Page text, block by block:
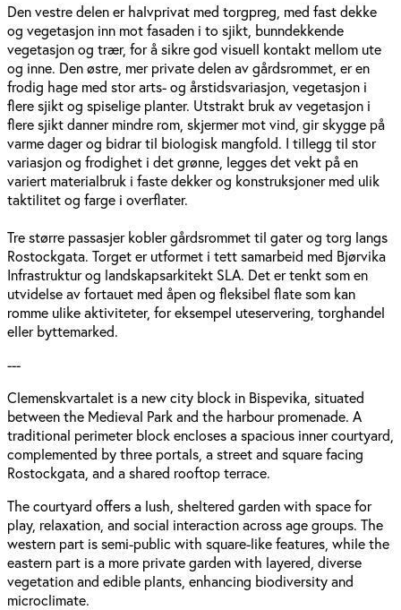
Den vestre delen er halvprivat med torgpreg, med fast dekke
og vegetasjon inn mot fasaden i to sjikt, bunndekkende
vegetasjon og trær, for å sikre god visuell kontakt mellom ute
og inne. Den østre, mer private delen av gårdsrommet, er en
frodig hage med stor arts- og årstidsvariasjon, vegetasjon i
flere sjikt og spiselige planter. Utstrakt bruk av vegetasjon i
flere sjikt danner mindre rom, skjermer mot vind, gir skygge på
varme dager og bidrar til biologisk mangfold. I tillegg til stor
variasjon og frodighet i det grønne, legges det vekt på en
variert materialbruk i faste dekker og konstruksjoner med ulik
taktilitet og farge i overflater.
Tre større passasjer kobler gårdsrommet til gater og torg langs
Rostockgata. Torget er utformet i tett samarbeid med Bjørvika
Infrastruktur og landskaps­arkitekt SLA. Det er tenkt som en
utvidelse av fortauet med åpen og fleksibel flate som kan
romme ulike aktiviteter, for eksempel uteservering, torghandel
eller byttemarked.
---
Clemenskvartalet is a new city block in Bispevika, situated
between the Medieval Park and the harbour promenade. A
traditional perimeter block encloses a spacious inner courtyard,
complemented by three portals, a street and square facing
Rostockgata, and a shared rooftop terrace.
The courtyard offers a lush, sheltered garden with space for
play, relaxation, and social interaction across age groups. The
western part is semi-public with square-like features, while the
eastern part is a more private garden with layered, diverse
vegetation and edible plants, enhancing biodiversity and
microclimate.